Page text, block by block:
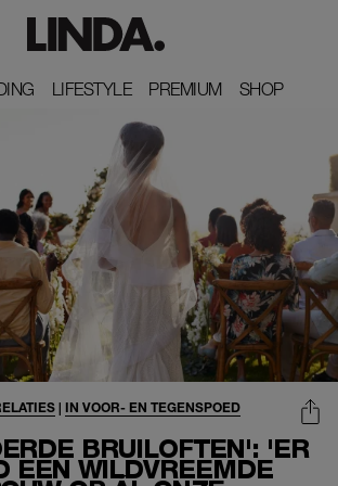
LIFESTYLE
LIFESTYLE PREMIUM
PREMIUM SHOP
SHOP
BRUILOFTEN': 'ER
EEN WILDVREEMDE
| IN VOOR- EN TEGENSPOED